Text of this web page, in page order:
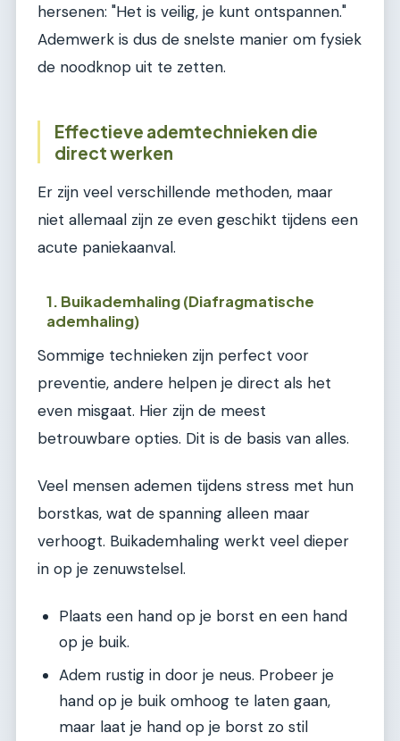
hersenen: "Het is veilig, je kunt ontspannen."
Ademwerk is dus de snelste manier om fysiek
de noodknop uit te zetten.
Effectieve ademtechnieken die
direct werken
Er zijn veel verschillende methoden, maar
niet allemaal zijn ze even geschikt tijdens een
acute paniekaanval.
1. Buikademhaling (Diafragmatische
ademhaling)
Sommige technieken zijn perfect voor
preventie, andere helpen je direct als het
even misgaat. Hier zijn de meest
betrouwbare opties. Dit is de basis van alles.
Veel mensen ademen tijdens stress met hun
borstkas, wat de spanning alleen maar
verhoogt. Buikademhaling werkt veel dieper
in op je zenuwstelsel.
Plaats een hand op je borst en een hand
op je buik.
Adem rustig in door je neus. Probeer je
hand op je buik omhoog te laten gaan,
maar laat je hand op je borst zo stil